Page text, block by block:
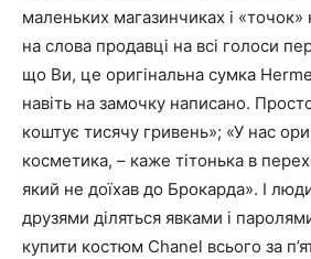
маленьких магазинчиках і
на слова продавці на всі голоси
що Ви, це оригінальна сумка
навіть на замочку написано.
коштує тисячу гривень»; «У нас
косметика, – каже тітонька в
який не доїхав до Брокарда». І
друзями діляться явками і
купити костюм Chanel всього за